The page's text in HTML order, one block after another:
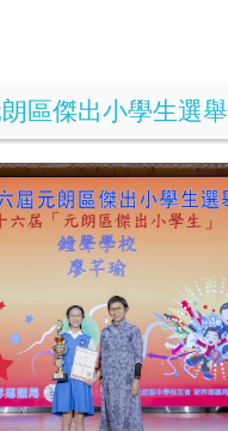
區傑出小學生選舉